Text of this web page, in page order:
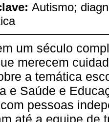
Autismo;
um século
merecem
a temática
e Saúde e
pessoas
até a equipe de